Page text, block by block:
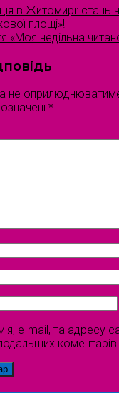
в Житомирі: стань
площі»!
«Моя недільна
не
*
e-mail, та адресу
коментарів.